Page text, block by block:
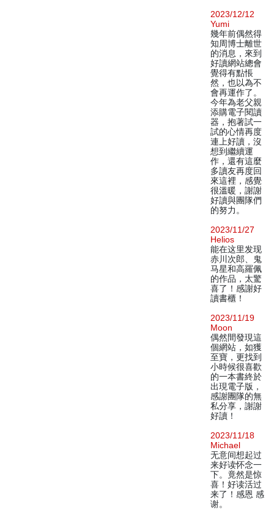
2023/12/12
Yumi
幾年前偶然得
知周博士離世
的消息，來到
好讀網站總會
覺得有點悵
然，也以為不
會再運作了。
今年為老父親
添購電子閱讀
器，抱著試一
試的心情再度
連上好讀，沒
想到繼續運
作，還有這麼
多讀友再度回
來這裡，感覺
很溫暖，謝謝
好讀與團隊們
的努力。
2023/11/27
Helios
能在这里发现
赤川次郎、鬼
马星和高羅佩
的作品，太驚
喜了！感謝好
讀書櫃！
2023/11/19
Moon
偶然間發現這
個網站，如獲
至寶，更找到
小時候很喜歡
的一本書終於
出現電子版，
感謝團隊的無
私分享，謝謝
好讀！
2023/11/18
Michael
无意间想起过
来好读怀念一
下。竟然是惊
喜！好读活过
来了！感恩 感
谢。